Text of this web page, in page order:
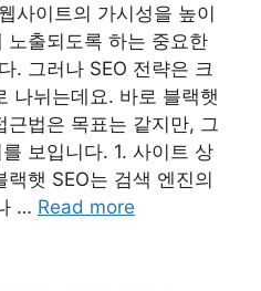
사이트의 가시성을 높이
노출되도록 하는 중요한
. 그러나 SEO 전략은 크
나뉘는데요. 바로 블랙햇
법은 목표는 같지만, 그
보입니다. 1. 사이트 상
햇 SEO는 검색 엔진의
… Read more